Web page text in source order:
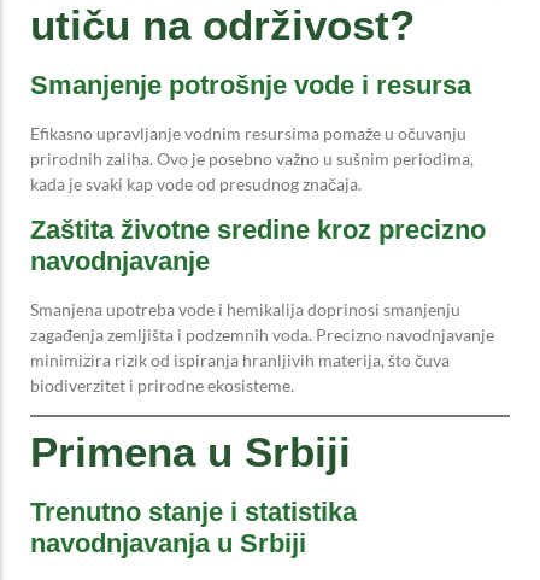
utiču na održivost?
Smanjenje potrošnje vode i resursa
Efikasno upravljanje vodnim resursima pomaže u očuvanju
prirodnih zaliha. Ovo je posebno važno u sušnim periodima,
kada je svaki kap vode od presudnog značaja.
Zaštita životne sredine kroz precizno
navodnjavanje
Smanjena upotreba vode i hemikalija doprinosi smanjenju
zagađenja zemljišta i podzemnih voda. Precizno navodnjavanje
minimizira rizik od ispiranja hranljivih materija, što čuva
biodiverzitet i prirodne ekosisteme.
Primena u Srbiji
Trenutno stanje i statistika
navodnjavanja u Srbiji